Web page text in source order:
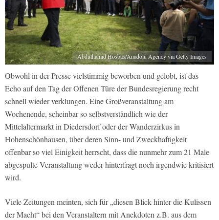
Abdulhamid Hosbas/Anadolu Agency via Getty Images
Obwohl in der Presse vielstimmig beworben und gelobt, ist das
Echo auf den Tag der Offenen Türe der Bundesregierung recht
schnell wieder verklungen. Eine Großveranstaltung am
Wochenende, scheinbar so selbstverständlich wie der
Mittelaltermarkt in Diedersdorf oder der Wanderzirkus in
Hohenschönhausen, über deren Sinn- und Zweckhaftigkeit
offenbar so viel Einigkeit herrscht, dass die nunmehr zum 21 Male
abgespulte Veranstaltung weder hinterfragt noch irgendwie kritisiert
wird.
Viele Zeitungen meinten, sich für „diesen Blick hinter die Kulissen
der Macht“ bei den Veranstaltern mit Anekdoten z.B. aus dem